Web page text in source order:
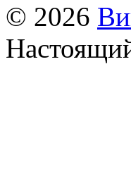
© 2026